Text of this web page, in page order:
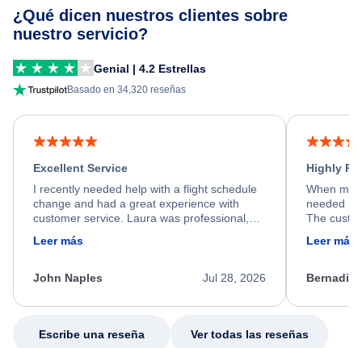
¿Qué dicen nuestros clientes sobre
nuestro servicio?
Genial | 4.2 Estrellas
Basado en 34,320 reseñas
Excellent Service
I recently needed help with a flight schedule
change and had a great experience with
customer service. Laura was professional,
friendly, and very helpful throughout the
process. She quickly found a solution and
appreciate her excellent service.
Leer más
Jul 28, 2026
John Naples
Highly
When my
needed
The
calm,
my issue.
Leer más
Escribe una reseña Ver todas las reseñas